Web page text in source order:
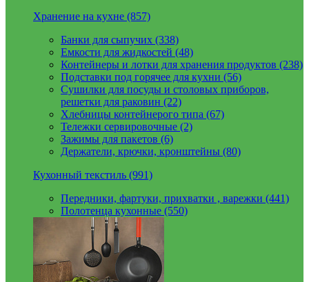
Хранение на кухне (857)
Банки для сыпучих (338)
Емкости для жидкостей (48)
Контейнеры и лотки для хранения продуктов (238)
Подставки под горячее для кухни (56)
Сушилки для посуды и столовых приборов,
решетки для раковин (22)
Хлебницы контейнерого типа (67)
Тележки сервировочные (2)
Зажимы для пакетов (6)
Держатели, крючки, кронштейны (80)
Кухонный текстиль (991)
Передники, фартуки, прихватки , варежки (441)
Полотенца кухонные (550)